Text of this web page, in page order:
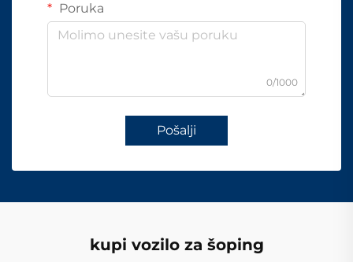
Poruka
0/1000
Pošalji
kupi vozilo za šoping